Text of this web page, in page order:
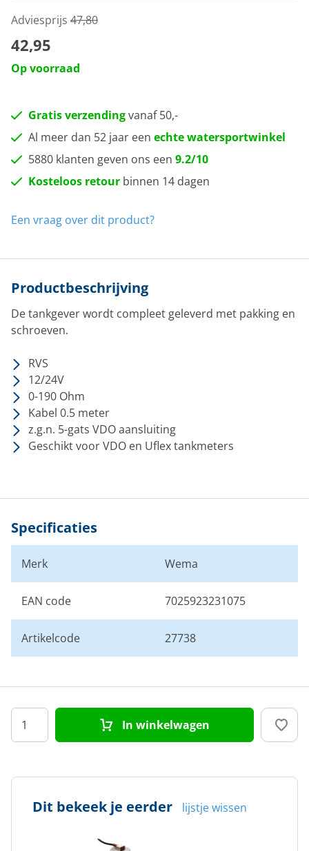
Adviesprijs 47,80
42,95
Op voorraad
Gratis verzendingvanaf 50,-
Al meer dan 52 jaar een echte watersportwinkel
5880 klanten geven ons een 9.2/10
Kosteloos retour binnen 14 dagen
Een vraag over dit product?
Productbeschrijving
De tankgever wordt compleet geleverd met pakking en
schroeven.
RVS
12/24V
0-190 Ohm
Kabel 0.5 meter
z.g.n. 5-gats VDO aansluiting
Geschikt voor VDO en Uflex tankmeters
Specificaties
Merk Wema
EAN code 7025923231075
Artikelcode 27738
In winkelwagen
Dit bekeek je eerder lijstje wissen